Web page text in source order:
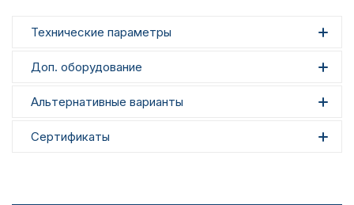
Технические параметры
Доп. оборудование
Альтернативные варианты
Сертификаты